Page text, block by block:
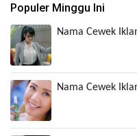
Populer Minggu Ini
Nama Cewek
Nama Cewek